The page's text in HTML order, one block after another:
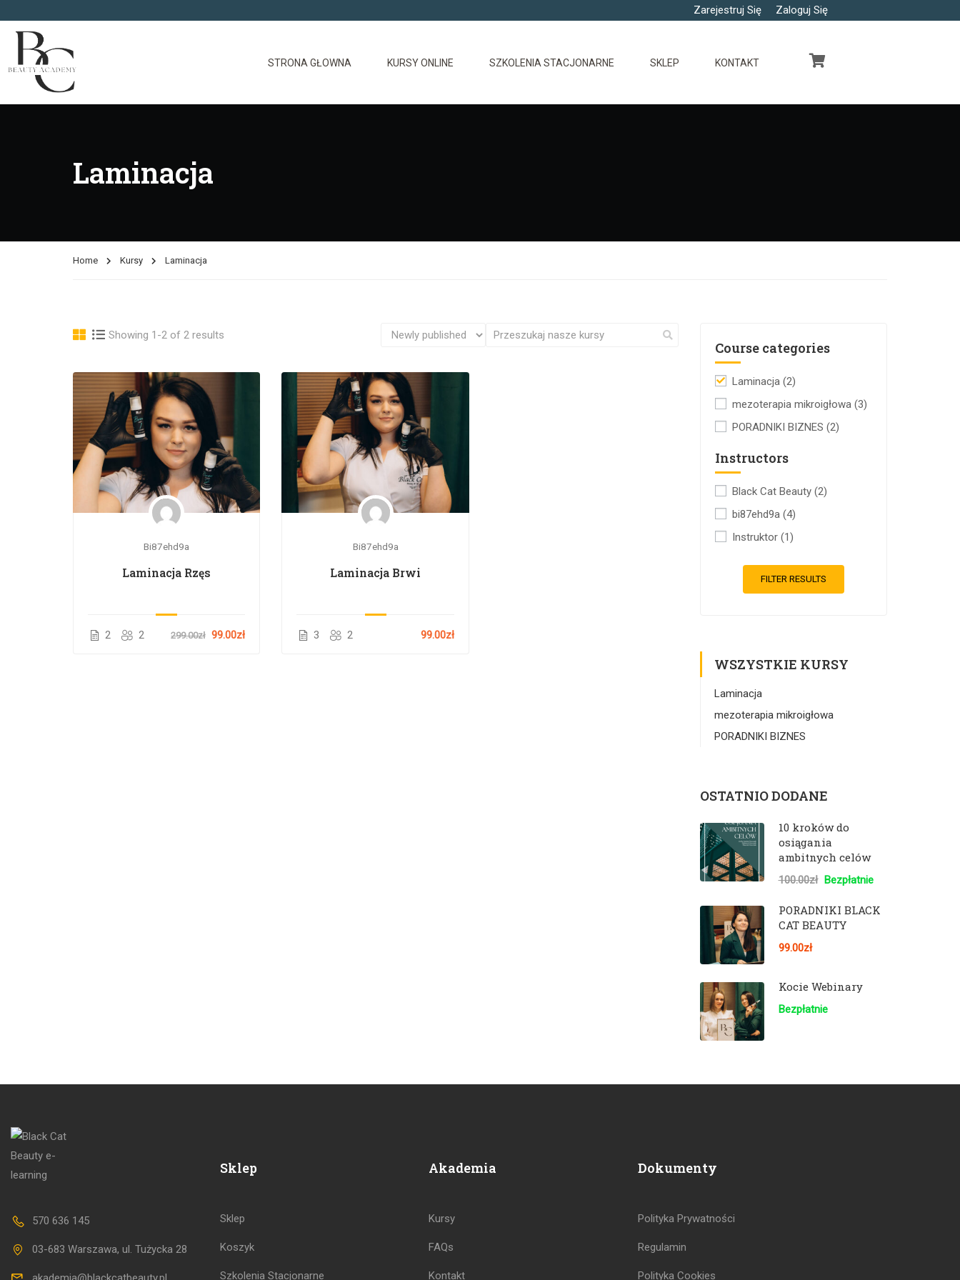
Zarejestruj Się Zaloguj Się
STRONA GŁOWNA KURSY ONLINE SZKOLENIA STACJONARNE SKLEP KONTAKT
Laminacja
Home Kursy Laminacja
Showing 1-2 of 2 results
Bi87ehd9a
Laminacja Rzęs
2 2 299.00zł 99.00zł
Bi87ehd9a
Laminacja Brwi
3 2 99.00zł
Course categories
Laminacja (2)
mezoterapia mikroigłowa (3)
PORADNIKI BIZNES (2)
Instructors
Black Cat Beauty (2)
bi87ehd9a (4)
Instruktor (1)
FILTER RESULTS
WSZYSTKIE KURSY
Laminacja
mezoterapia mikroigłowa
PORADNIKI BIZNES
OSTATNIO DODANE
10 kroków do
osiągania
ambitnych celów
100.00zł Bezpłatnie
PORADNIKI BLACK
CAT BEAUTY
99.00zł
Kocie Webinary
Bezpłatnie
570 636 145
03-683 Warszawa, ul. Tużycka 28
Sklep
Sklep
Koszyk
Szkolenia Stacjonarne
Akademia
Kursy
FAQs
Kontakt
Dokumenty
Polityka Prywatności
Regulamin
Polityka Cookies